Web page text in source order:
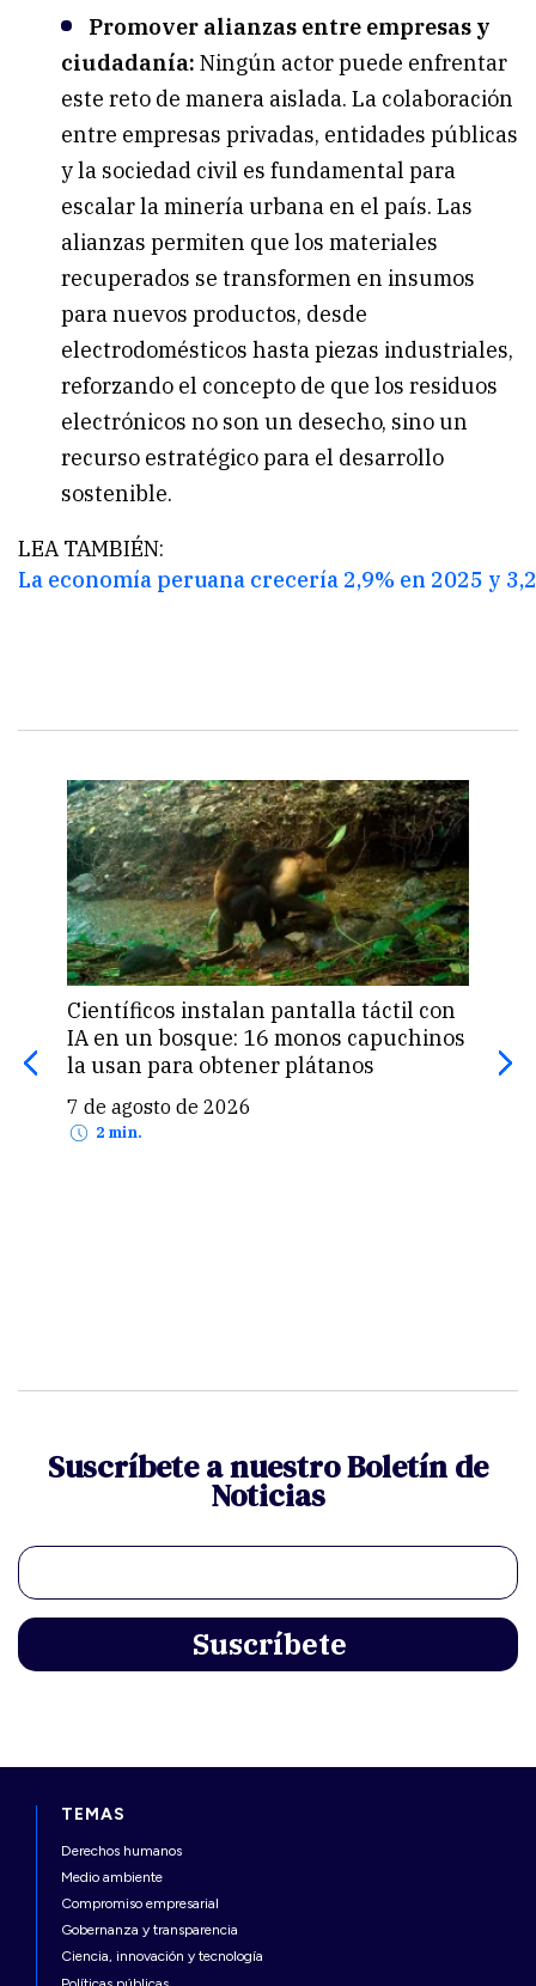
Promover alianzas entre empresas y
ciudadanía: Ningún actor puede enfrentar
este reto de manera aislada. La colaboración
entre empresas privadas, entidades públicas
y la sociedad civil es fundamental para
escalar la minería urbana en el país. Las
alianzas permiten que los materiales
recuperados se transformen en insumos
para nuevos productos, desde
electrodomésticos hasta piezas industriales,
reforzando el concepto de que los residuos
electrónicos no son un desecho, sino un
recurso estratégico para el desarrollo
sostenible.
LEA TAMBIÉN:
La economía peruana crecería 2,9% en 2025 y
Científicos instalan pantalla táctil con
IA en un bosque: 16 monos capuchinos
la usan para obtener plátanos
7 de agosto de 2026
2 min.
Suscríbete a nuestro Boletín de
Noticias
TEMAS
Derechos humanos
Medio ambiente
Compromiso empresarial
Gobernanza y transparencia
Ciencia, innovación y tecnología